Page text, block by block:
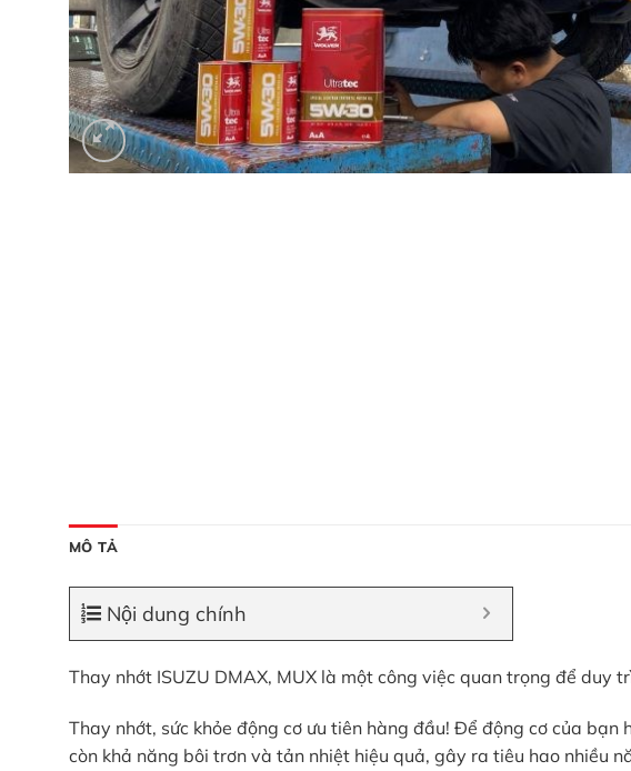
MÔ TẢ
Nội dung chính
Thay nhớt ISUZU DMAX, MUX là một công việc quan trọng để duy
Thay nhớt, sức khỏe động cơ ưu tiên hàng đầu! Để động cơ của
còn khả năng bôi trơn và tản nhiệt hiệu quả, gây ra tiêu hao nhiều